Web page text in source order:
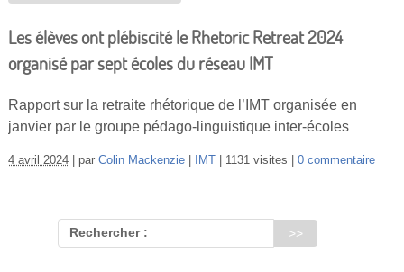
IA
IMT
Colloques
Les élèves ont plébiscité le Rhetoric Retreat 2024
organisé par sept écoles du réseau IMT
Rapport sur la retraite rhétorique de l’IMT organisée en
janvier par le groupe pédago-linguistique inter-écoles
4 avril 2024 par Colin Mackenzie IMT 1131 visites 0 commentaire
Rechercher :